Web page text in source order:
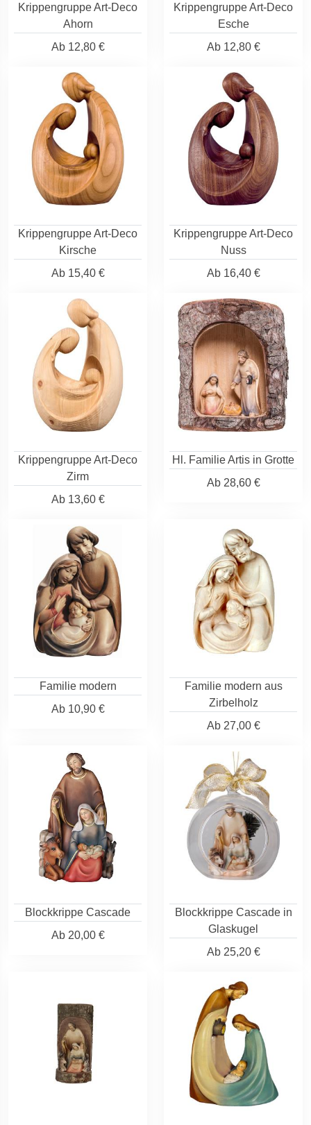
Krippengruppe Art-Deco
Ahorn
Ab12,80 €
Krippengruppe Art-Deco
Esche
Ab12,80 €
Krippengruppe Art-Deco
Kirsche
Ab15,40 €
Krippengruppe Art-Deco
Nuss
Ab16,40 €
Krippengruppe Art-Deco
Zirm
Ab13,60 €
Hl. Familie Artis in Grotte
Ab28,60 €
Familie modern
Ab10,90 €
Familie modern aus
Zirbelholz
Ab27,00 €
Blockkrippe Cascade
Ab20,00 €
Blockkrippe Cascade in
Glaskugel
Ab25,20 €